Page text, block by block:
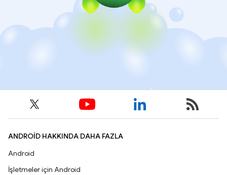
ANDROID HAKKINDA DAHA FAZLA
Android
İşletmeler için Android